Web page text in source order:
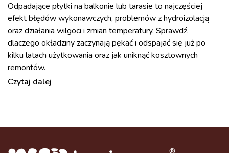
Odpadające płytki na balkonie lub tarasie to najczęściej
efekt błędów wykonawczych, problemów z hydroizolacją
oraz działania wilgoci i zmian temperatury. Sprawdź,
dlaczego okładziny zaczynają pękać i odspajać się już po
kilku latach użytkowania oraz jak uniknąć kosztownych
remontów.
Czytaj dalej